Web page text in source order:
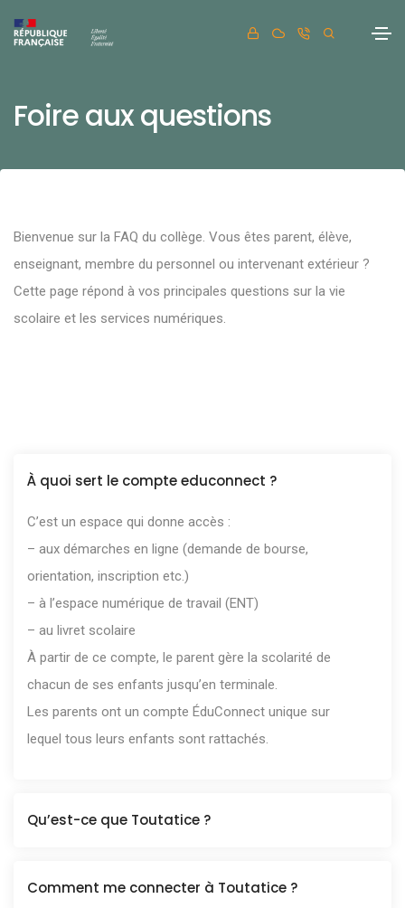
Foire aux questions
Bienvenue sur la FAQ du collège. Vous êtes parent, élève,
enseignant, membre du personnel ou intervenant extérieur ?
Cette page répond à vos principales questions sur la vie
scolaire et les services numériques.
À quoi sert le compte educonnect ?
C’est un espace qui donne accès :
– aux démarches en ligne (demande de bourse,
orientation, inscription etc.)
– à l’espace numérique de travail (ENT)
– au livret scolaire
À partir de ce compte, le parent gère la scolarité de
chacun de ses enfants jusqu’en terminale.
Les parents ont un compte ÉduConnect unique sur
lequel tous leurs enfants sont rattachés.
Qu’est-ce que Toutatice ?
Comment me connecter à Toutatice ?